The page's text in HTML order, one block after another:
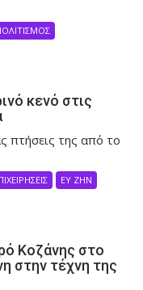
κενό στις
πτήσεις της από το
ΕΥ ΖΗΝ
Κοζάνης στο
στην τέχνη της